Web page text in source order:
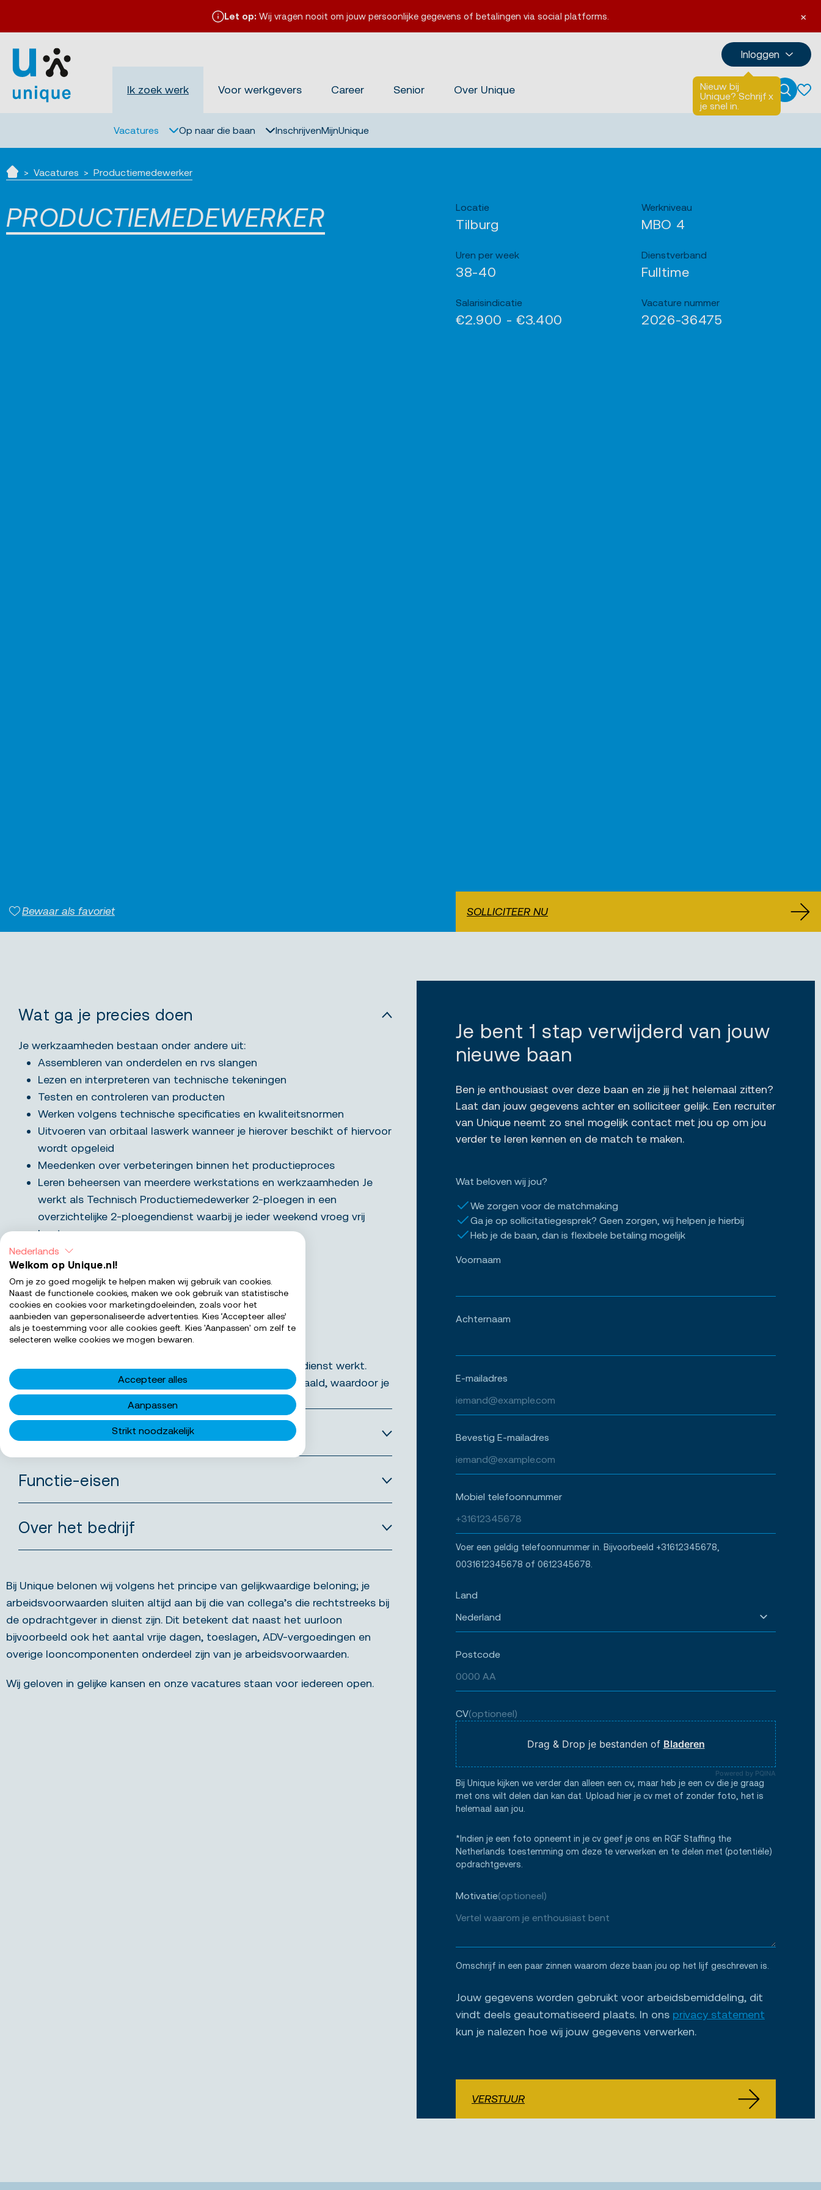
×
Let op: Wij vragen nooit om jouw persoonlijke gegevens of betalingen via social platforms.
Inloggen
Nieuw bij
Unique? Schrijf
je snel in.
x
Ik zoek werk Voor werkgevers Career Senior Over Unique English
Zoeken
Vacatures Op naar die baan InschrijvenMijnUnique
Vacatures Productiemedewerker
PRODUCTIEMEDEWERKER Locatie
Tilburg
Werkniveau
MBO 4
Uren per week
38-40
Dienstverband
Fulltime
Salarisindicatie
€2.900 - €3.400
Vacature nummer
2026-36475
Bewaar als favoriet SOLLICITEER NU
Wat ga je precies doen
Je werkzaamheden bestaan onder andere uit:
Assembleren van onderdelen en rvs slangen
Lezen en interpreteren van technische tekeningen
Testen en controleren van producten
Werken volgens technische specificaties en kwaliteitsnormen
Uitvoeren van orbitaal laswerk wanneer je hierover beschikt of hiervoor
wordt opgeleid
Meedenken over verbeteringen binnen het productieproces
Leren beheersen van meerdere werkstations en werkzaamheden Je
werkt als Technisch Productiemedewerker 2-ploegen in een
overzichtelijke 2-ploegendienst waarbij je ieder weekend vroeg vrij
bent.
Ochtenddienst
Maandag t/m donderdag: 06:00 - 15:00 uur
Vrijdag: 06:00 - 12:00 uurMiddag-/avonddienst
Maandag t/m donderdag: 14:45 - 23:45 uur
Vrijdag: 12:00 - 18:00 uur
Een groot voordeel is dat je op vrijdag slechts een korte dienst werkt.
Bovendien worden de pauzes op vrijdag volledig doorbetaald, waardoor je
weekend extra vroeg begint.
Wat bieden we jou
Functie-eisen
Over het bedrijf
Bij Unique belonen wij volgens het principe van gelijkwaardige beloning; je
arbeidsvoorwaarden sluiten altijd aan bij die van collega’s die rechtstreeks bij
de opdrachtgever in dienst zijn. Dit betekent dat naast het uurloon
bijvoorbeeld ook het aantal vrije dagen, toeslagen, ADV-vergoedingen en
overige looncomponenten onderdeel zijn van je arbeidsvoorwaarden.
Wij geloven in gelijke kansen en onze vacatures staan voor iedereen open.
Je bent 1 stap verwijderd van jouw
nieuwe baan
Ben je enthousiast over deze baan en zie jij het helemaal zitten?
Laat dan jouw gegevens achter en solliciteer gelijk. Een recruiter
van Unique neemt zo snel mogelijk contact met jou op om jou
verder te leren kennen en de match te maken.
Wat beloven wij jou?
We zorgen voor de matchmaking
Ga je op sollicitatiegesprek? Geen zorgen, wij helpen je hierbij
Heb je de baan, dan is flexibele betaling mogelijk
Voornaam
Achternaam
E-mailadres
Bevestig E-mailadres
Mobiel telefoonnummer
Voer een geldig telefoonnummer in. Bijvoorbeeld +31612345678,
0031612345678 of 0612345678.
Land
Postcode
CV(optioneel)
Powered by PQINA
Drag & Drop je bestanden of Bladeren
Bij Unique kijken we verder dan alleen een cv, maar heb je een cv die je graag
met ons wilt delen dan kan dat. Upload hier je cv met of zonder foto, het is
helemaal aan jou.
*Indien je een foto opneemt in je cv geef je ons en RGF Staffing the
Netherlands toestemming om deze te verwerken en te delen met (potentiële)
opdrachtgevers.
Motivatie(optioneel)
Omschrijf in een paar zinnen waarom deze baan jou op het lijf geschreven is.
Jouw gegevens worden gebruikt voor arbeidsbemiddeling, dit
vindt deels geautomatiseerd plaats. In ons privacy statement
kun je nalezen hoe wij jouw gegevens verwerken.
VERSTUUR
Nederlands
Welkom op Unique.nl!
Om je zo goed mogelijk te helpen maken wij gebruik van cookies.
Naast de functionele cookies, maken we ook gebruik van statistische
cookies en cookies voor marketingdoeleinden, zoals voor het
aanbieden van gepersonaliseerde advertenties. Kies ‘Accepteer alles’
als je toestemming voor alle cookies geeft. Kies 'Aanpassen' om zelf te
selecteren welke cookies we mogen bewaren.
Accepteer alles
Aanpassen
Strikt noodzakelijk